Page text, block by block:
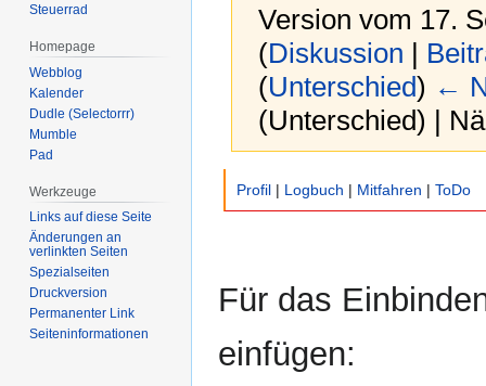
Version vom 17.
(Diskussion |
(Unterschied) ←
(Unterschied) |
Navigation
Profil | Logbuch | Mitfahren | ToDo
Für das
einfügen:
Steuerrad
Homepage
Webblog
Kalender
Dudle (Selectorrr)
Mumble
Pad
Werkzeuge
Links auf diese Seite
Änderungen an
verlinkten Seiten
Spezialseiten
Druckversion
Permanenter Link
Seiten­­informationen